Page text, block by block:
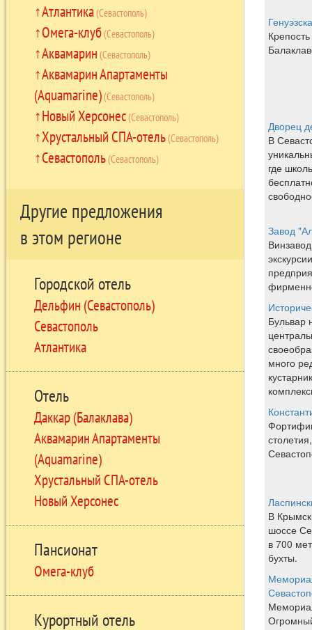
Атлантика(Севастополь)
Омега-клуб(Севастополь)
Аквамарин (Севастополь)
Аквамарин Апартаменты
(Aquamarine)(Севастополь)
Новый Херсонес(Севастополь)
Хрустальный СПА-отель(Севастополь)
Севастополь(Севастополь)
Другие предложения
в этом регионе
Городской отель
Дельфин (Севастополь)
Севастополь
Атлантика
Отель
Даккар (Балаклава)
Аквамарин Апартаменты
(Aquamarine)
Хрустальный СПА-отель
Новый Херсонес
Пансионат
Омега-клуб
Курортный отель
Дворец
В
где
Завод
Бульвар
много
В
шоссе
в 700
бухты.